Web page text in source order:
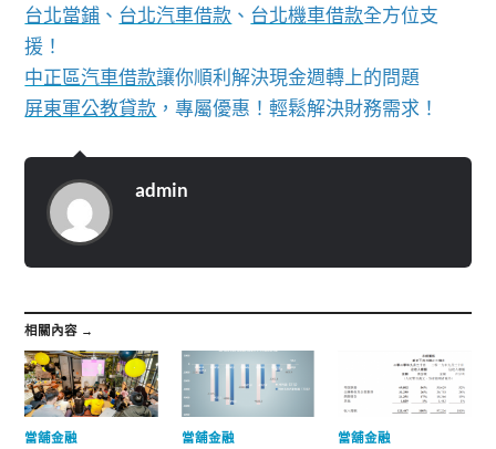
台北當鋪 、 台北汽車借款 、 台北機車借款全方位支
援！
中正區汽車借款讓你順利解決現金週轉上的問題
屏東軍公教貸款 ，專屬優惠！輕鬆解決財務需求！
admin
相關內容 →
當舖金融 當舖金融 當舖金融